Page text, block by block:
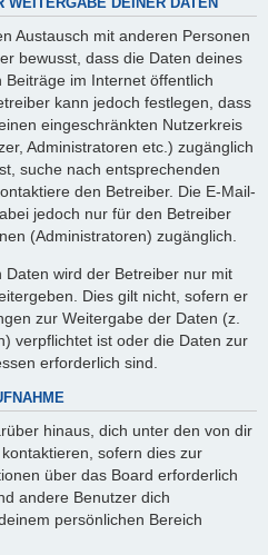
WEITERGABE DEINER DATEN
Austausch mit anderen Personen
bewusst, dass die Daten deines
im Internet öffentlich
kann jedoch festlegen, dass
eingeschränkten Nutzerkreis
Administratoren etc.) zugänglich
suche nach entsprechenden
den Betreiber. Die E-Mail-
jedoch nur für den Betreiber
(Administratoren) zugänglich.
wird der Betreiber nur mit
Dies gilt nicht, sofern er
zur Weitergabe der Daten (z.
verpflichtet ist oder die Daten zur
erforderlich sind.
hinaus, dich unter den von dir
sofern dies zur
über das Board erforderlich
andere Benutzer dich
persönlichen Bereich